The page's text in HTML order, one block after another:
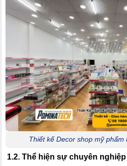
Thiết kế Decor shop mỹ phẩm
1.2. Thể hiện sự chuyên nghiệp